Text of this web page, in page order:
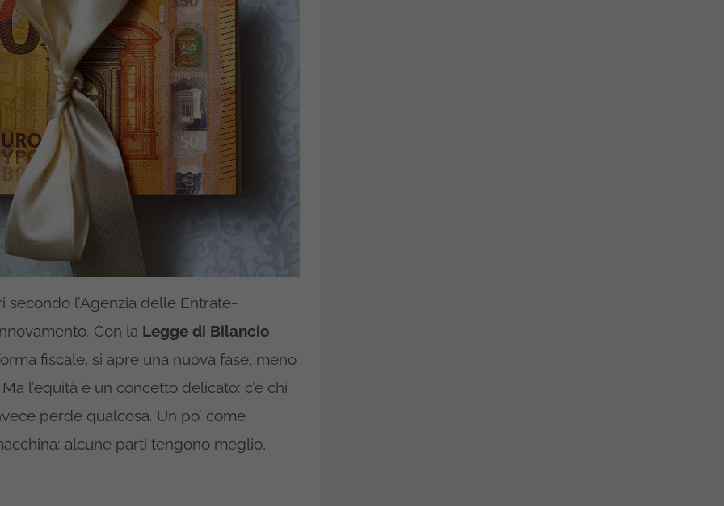
secondo l’Agenzia delle Entrate-
Con la Legge di Bilancio
fiscale, si apre una nuova fase, meno
l’equità è un concetto delicato: c’è chi
perde qualcosa. Un po’ come
alcune parti tengono meglio,